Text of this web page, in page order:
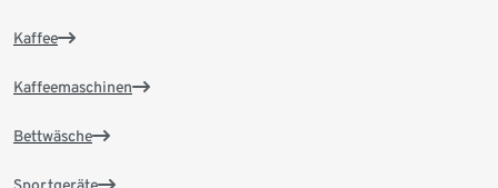
Kaffee
Kaffeemaschinen
Bettwäsche